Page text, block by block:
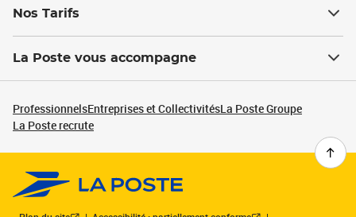
Nos Tarifs
La Poste vous accompagne
ProfessionnelsEntreprises et CollectivitésLa Poste Groupe
La Poste recrute